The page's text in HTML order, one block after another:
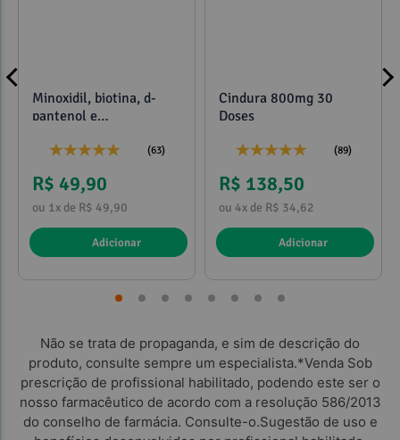
Minoxidil, biotina, d-
pantenol e
(63)
R$ 49,90
ou 1x de R$ 49,90
Adicionar
Cindura 800mg 30
Doses
(89)
R$ 138,50
ou 4x de R$ 34,62
Adicionar
Não se trata de propaganda, e sim de descrição do
produto, consulte sempre um especialista.*Venda Sob
prescrição de profissional habilitado, podendo este ser o
nosso farmacêutico de acordo com a resolução 586/2013
do conselho de farmácia. Consulte-o.Sugestão de uso e